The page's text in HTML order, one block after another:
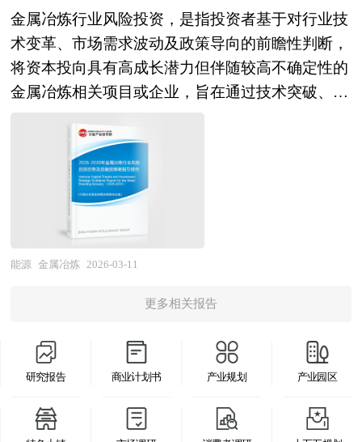
关报刊杂志的基础信息以及LNG储运行业研究单位
等公布和提供的大量资料。报告对我国LNG储运行
业的供需状况、发展现状、子行业发展变化等进行
了分析，重点分析了国内外LNG储运行业的发展现
行业竞争力，以及行业的投资分析和趋势预测等
等。报告还综合了LNG储运行业的整体发展动态，
对行业在产品方面提供了参考建议和具体解决办
法。报告对于LNG储运产品生产企业、经销商、行
业管理部门以及拟进入该行业的投资者具有重要的
参考价值，对于研究我国LNG储运行业发展规律、
和实践的双重意义。
的研发，该技术有望实现电解过程零碳排放，成为
实现碳中和目标的关键路径。 再生铝作为低碳替
代路径正获得政策与市场双重支持，其能耗仅为原
铝的5%左右，资源循环利用价值显著，未来产量
期性重工业，逐步转向“高利润、低资本开支、强
政策引导”的新阶段，兼具资源安全与绿色制造双
重战略意义，在现代经济体系中的地位愈发关键。
本研究咨询报告由中研普华咨询公司领衔撰写，在
大量周密的市场调研基础上，主要依据了国家统计
局、国家商务部、国家发改委、国家经济信息中
业信息中心、中国经济景气监测中心、中国行业研
及专业研究单位等公布和提供的大量资料，结合中
研普华公司对电解铝相关企业和科研单位等的实地
关行业的发展状况、市场消费变化等进行了分析。
料电池将化学能高效转化为电能，驱动电动装置运
行，后者能量转换效率可达50%以上，且运行安
静、响应迅速。尽管氢燃料具备清洁、高效、多用
途等优势，但其大规模应用仍面临制取成本高、储
运难度大（需高压、低温或材料吸附）、加注基础
设施不足以及安全标准体系尚在完善等挑战。当
前，全球正加速推进氢能产业链建设，涵盖电解槽
制造、液氢储罐、输氢管道、加氢站及终端应用设
备，旨在构建从生产到消费的完整生态。作为连接
可再生能源与终端用能部门的重要桥梁，氢燃料在
重载交通、长途航运、航空、冶金、化工及电网调
峰等领域具有不可替代的潜力，是实现碳中和目标
华咨询公司领衔撰写，在大量周密的市场调研基础
上，主要依据了国家统计局、国家商务部、国家发
国家海关总署、全国商业信息中心、中国经济景气
金属冶炼行业风险投资，是指投资者基于对行业技
术变革、市场需求波动及政策导向的前瞻性判断，
将资本投向具有高成长潜力但伴随较高不确定性的
金属冶炼相关项目或企业，旨在通过技术突破、产
绿色转型与科技竞争加剧的背景下，这一投资行为
已从传统的资源规模扩张，转向聚焦低碳技术、智
能制造和关键材料国产替代的战略性布局。随
着“双碳”目标的推进，冶炼过程的能耗与排放成为
核心约束，推动资本加速流向氢基还原炼铁、短流
程炼钢、电解铝节能工艺等低碳路径，这类技术不
重构行业成本结构的巨大机遇。 中国的风险投资
的风险投资事业已经有了较大的发展。随着中国经
济持续稳定地高速增长和资本市场的逐步完善，中
国的资本市场在最近几年呈现出强劲的增长态势，
投资于中国市场的高回报率使中国成为全球资本关
能源 金属冶炼 2026-03-11
更多相关报告
研究报告 商业计划书 产业规划 产业园区